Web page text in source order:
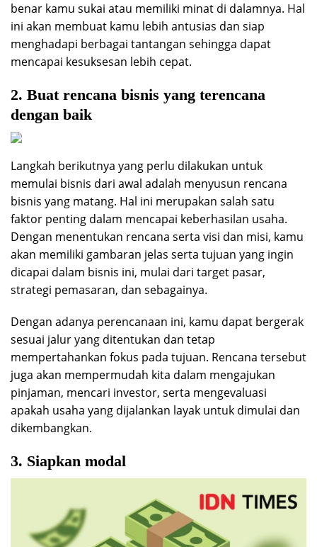
benar kamu sukai atau memiliki minat di dalamnya. Hal
ini akan membuat kamu lebih antusias dan siap
menghadapi berbagai tantangan sehingga dapat
mencapai kesuksesan lebih cepat.
2. Buat rencana bisnis yang terencana
dengan baik
Langkah berikutnya yang perlu dilakukan untuk
memulai bisnis dari awal adalah menyusun rencana
bisnis yang matang. Hal ini merupakan salah satu
faktor penting dalam mencapai keberhasilan usaha.
Dengan menentukan rencana serta visi dan misi, kamu
akan memiliki gambaran jelas serta tujuan yang ingin
dicapai dalam bisnis ini, mulai dari target pasar,
strategi pemasaran, dan sebagainya.
Dengan adanya perencanaan ini, kamu dapat bergerak
sesuai jalur yang ditentukan dan tetap
mempertahankan fokus pada tujuan. Rencana tersebut
juga akan mempermudah kita dalam mengajukan
pinjaman, mencari investor, serta mengevaluasi
apakah usaha yang dijalankan layak untuk dimulai dan
dikembangkan.
3. Siapkan modal